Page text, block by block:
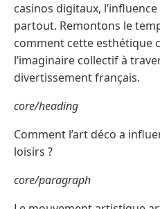
casinos digitaux,
partout. Remontons le
comment cette esthétique
l’imaginaire collectif à
divertissement français.
core/heading
Comment l’art déco a
loisirs ?
core/paragraph